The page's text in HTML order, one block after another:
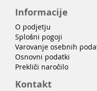
Informacije
O podjetju
Splošni pogoji
Varovanje osebnih
Osnovni podatki
Prekliči naročilo
Kontakt